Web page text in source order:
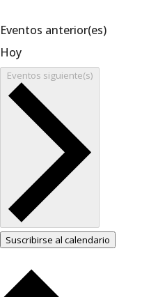
Eventos anterior(es)
Hoy
Eventos siguiente(s)
Suscribirse al calendario